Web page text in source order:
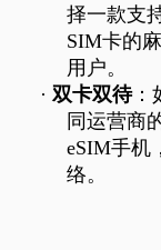
择一款支
SIM卡的
用户。
· 双卡双待：
同运营商
eSIM手机
络。